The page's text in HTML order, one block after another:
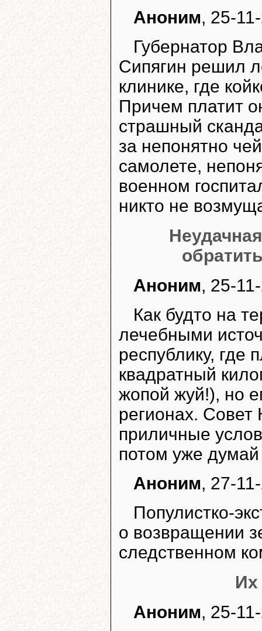
Аноним, 25-
Губернатор
Сипягин решил
клинике, где
Причем платит
страшный
за непонятно
самолете,
военном
никто не
Аноним, 25-
Как будто на
лечебными
республику, где
квадратный
жопой жуй!), но
регионах. Совет
приличные
потом уже
Аноним, 27-
Популистко-
о возвращении
следственном
Их
Аноним, 25-